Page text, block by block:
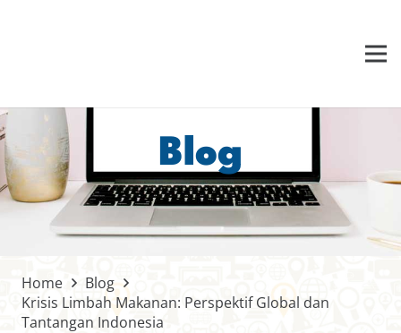
Blog
Home
Blog
Krisis Limbah Makanan: Perspektif Global dan
Tantangan Indonesia